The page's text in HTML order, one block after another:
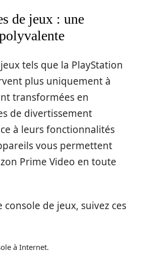
de jeux : une
tels que la PlayStation
plus uniquement à
transformées en
de divertissement
à leurs fonctionnalités
vous permettent
Prime Video en toute
de jeux, suivez ces
à Internet.